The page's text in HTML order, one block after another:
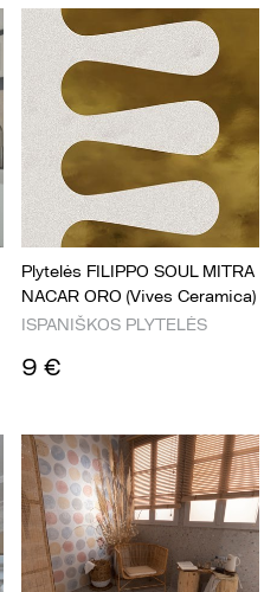
Plytelės FILIPPO SOUL MITRA
NACAR ORO (Vives Ceramica)
ISPANIŠKOS PLYTELĖS
9 €